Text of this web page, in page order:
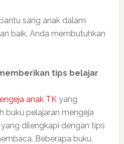
sang anak dalam
baik, Anda membutuhkan
tips belajar
anak TKyang
buku pelajaran mengeja
dilengkapi dengan tips
Beberapa buku,